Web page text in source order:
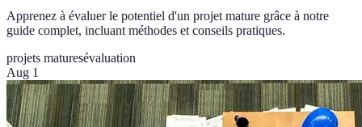
Apprenez à évaluer le potentiel d'un projet mature grâce à notre
guide complet, incluant méthodes et conseils pratiques.
projets maturesévaluation
Aug 1